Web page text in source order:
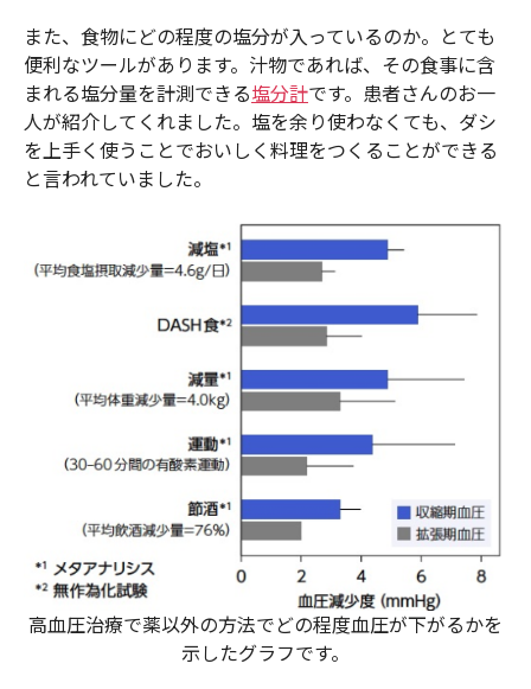
また、食物にどの程度の塩分が入っているのか。とても
便利なツールがあります。汁物であれば、その食事に含
まれる塩分量を計測できる塩分計です。患者さんのお一
人が紹介してくれました。塩を余り使わなくても、ダシ
を上手く使うことでおいしく料理をつくることができる
と言われていました。
高血圧治療で薬以外の方法でどの程度血圧が下がるかを
示したグラフです。